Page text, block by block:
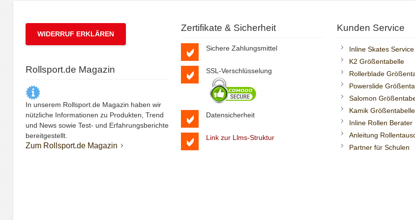
WIDERRUF ERKLÄREN
Rollsport.de Magazin
In unserem Rollsport.de Magazin haben wir
nützliche Informationen zu Produkten, Trend
und News sowie Test- und Erfahrungsberichte
bereitgestellt.
Zum Rollsport.de Magazin
Zertifikate & Sicherheit
Sichere Zahlungsmittel
SSL-Verschlüsselung
Datensicherheit
Link zur Llms-Struktur
Kunden Service
Inline Skates Service
K2 Größentabelle
Rollerblade
Powerslide
Salomon
Kamik Größentabelle
Inline Rollen Berater
Anleitung
Partner für Schulen